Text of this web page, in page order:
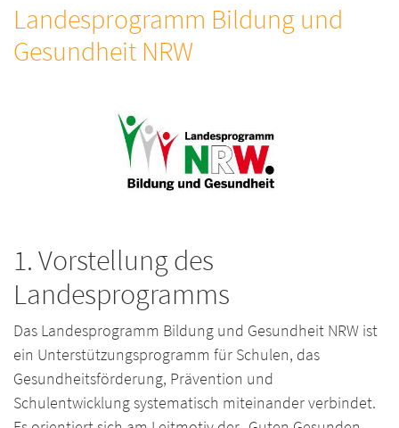
Landesprogramm Bildung und
Gesundheit NRW
1. Vorstellung des
Landesprogramms
Das Landesprogramm Bildung und Gesundheit NRW ist
ein Unterstützungsprogramm für Schulen, das
Gesundheitsförderung, Prävention und
Schulentwicklung systematisch miteinander verbindet.